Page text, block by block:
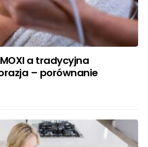
a tradycyjna
– porównanie